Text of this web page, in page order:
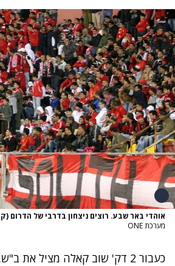
אוהדי באר שבע. רוצים ניצחון בדרבי של הדרום
מערכת ONE
כעבור 2 דק' שוב קאלה מציל את